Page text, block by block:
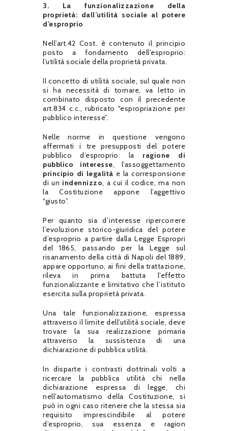
3. La funzionalizzazione della
proprietà: dall’utilità sociale al potere
d’esproprio
Nell’art.42 Cost. è contenuto il principio
posto a fondamento dell’esproprio:
l’utilità sociale della proprietà privata.
Il concetto di utilità sociale, sul quale non
si ha necessità di tornare, va letto in
combinato disposto con il precedente
art.834 c.c., rubricato “espropriazione per
pubblico interesse”.
Nelle norme in questione vengono
affermati i tre presupposti del potere
pubblico d’esproprio: la ragione di
pubblico interesse, l’assoggettamento
principio di legalità e la corresponsione
di un indennizzo, a cui il codice, ma non
la Costituzione appone l’aggettivo
“giusto”.
Per quanto sia d’interesse ripercorrere
l’evoluzione storico-giuridica del potere
d’esproprio a partire dalla Legge Espropri
del 1865, passando per la Legge sul
risanamento della città di Napoli del 1889,
appare opportuno, ai fini della trattazione,
rileva in prima battuta l’effetto
funzionalizzante e limitativo che l’istituto
esercita sulla proprietà privata.
Una tale funzionalizzazione, espressa
attraverso il limite dell’utilità sociale, deve
trovare la sua realizzazione primaria
attraverso la sussistenza di una
dichiarazione di pubblica utilità.
In disparte i contrasti dottrinali volti a
ricercare la pubblica utilità chi nella
dichiarazione espressa di legge, chi
nell’automatismo della Costituzione, si
può in ogni caso ritenere che la stessa sia
requisito imprescindibile al potere
d’esproprio, sua essenza e ragion